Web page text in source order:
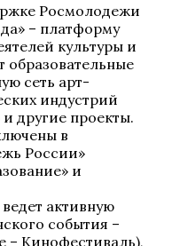
Росмолодежи
– платформу
культуры и
образовательные
сеть арт-
индустрий
другие проекты.
в
России»
и
активную
события –
– Кинофестиваль),